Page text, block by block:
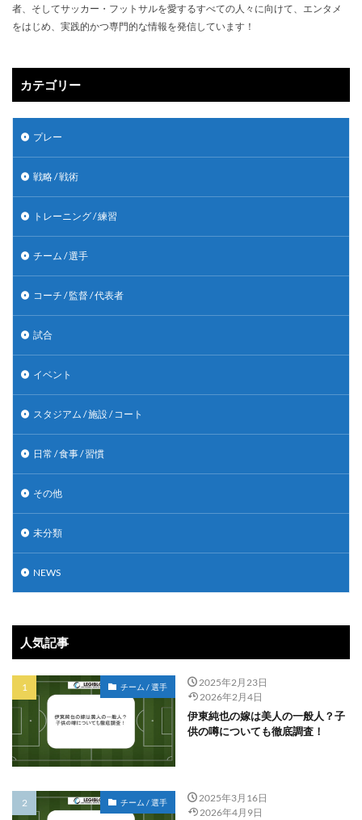
者、そしてサッカー・フットサルを愛するすべての人々に向けて、エンタメ
をはじめ、実践的かつ専門的な情報を発信しています！
カテゴリー
プレー
戦略 / 戦術
トレーニング / 練習
チーム / 選手
コーチ / 監督 / 代表者
試合
イベント
スタジアム / 施設 / コート
日常 / 食事 / 習慣
その他
未分類
NEWS
人気記事
チーム / 選手
2025年2月23日
2026年2月4日
伊東純也の嫁は美人の一般人？子
供の噂についても徹底調査！
チーム / 選手
2025年3月16日
2026年4月9日